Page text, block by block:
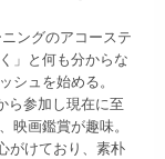
ングのアコーステ
」と何も分からな
シュを始める。
ら参加し現在に至
映画鑑賞が趣味。
がけており、素朴